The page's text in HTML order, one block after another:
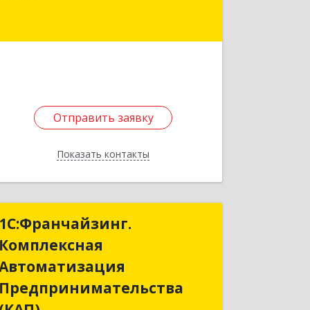
Отправить заявку
Показать контакты
Отправить заявку
Назад
1С:Франчайзинг.
Комплексная
Предпринимательства
1С:Франчайзинг.
Автоматизация
Предпринимательства